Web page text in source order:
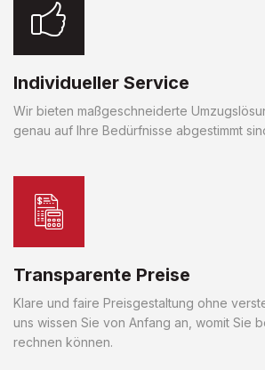
Individueller Service
Wir bieten maßgeschneiderte
genau auf Ihre Bedürfnisse abgestimmt
Transparente Preise
Klare und faire Preisgestaltung ohne
uns wissen Sie von Anfang an, womit Sie
rechnen können.